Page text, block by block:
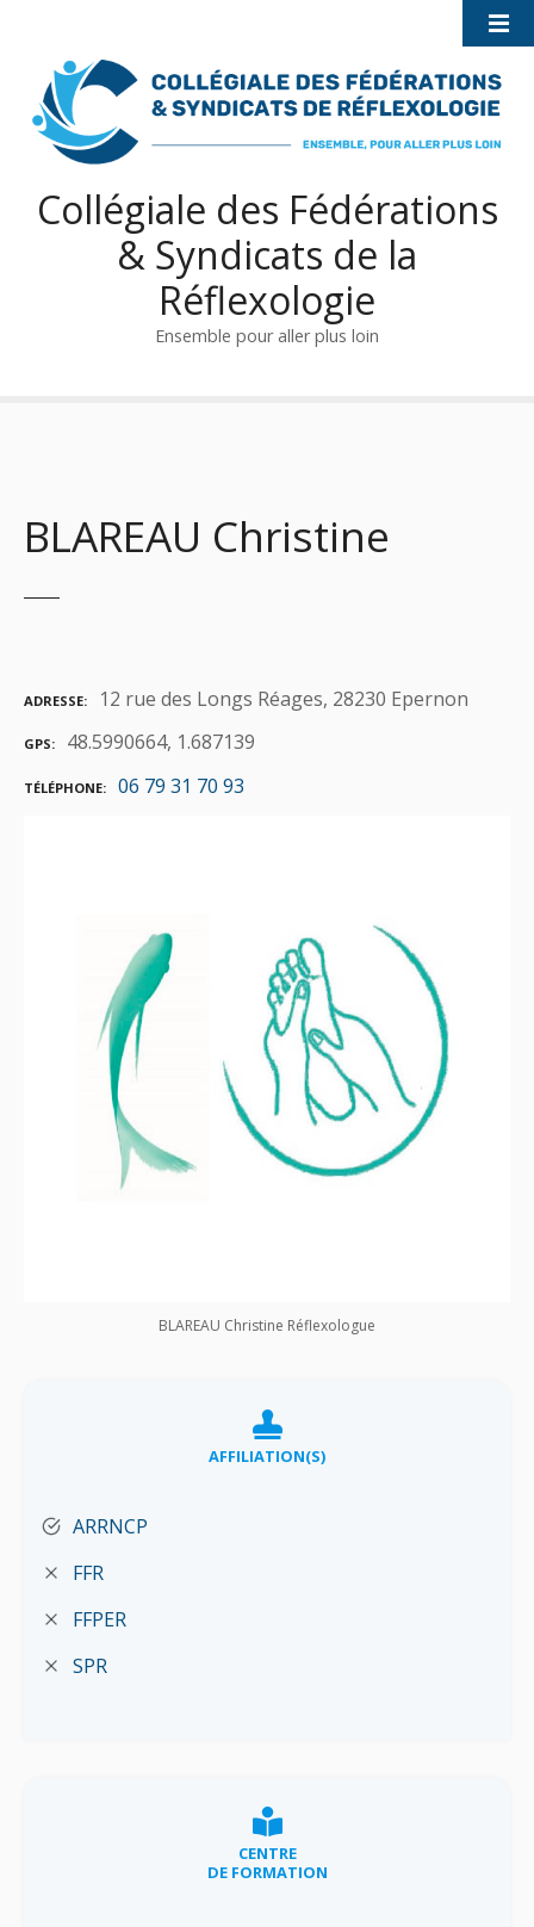
Collégiale des Fédérations
& Syndicats de la
Réflexologie
Ensemble pour aller plus loin
BLAREAU Christine
ADRESSE 12 rue des Longs Réages, 28230 Epernon
GPS 48.5990664, 1.687139
TÉLÉPHONE 06 79 31 70 93
BLAREAU Christine Réflexologue
AFFILIATION(S)
ARRNCP
FFR
FFPER
SPR
CENTRE
DE FORMATION